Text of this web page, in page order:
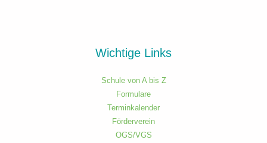
Wichtige Links
Schule von A bis Z
Formulare
Terminkalender
Förderverein
OGS/VGS